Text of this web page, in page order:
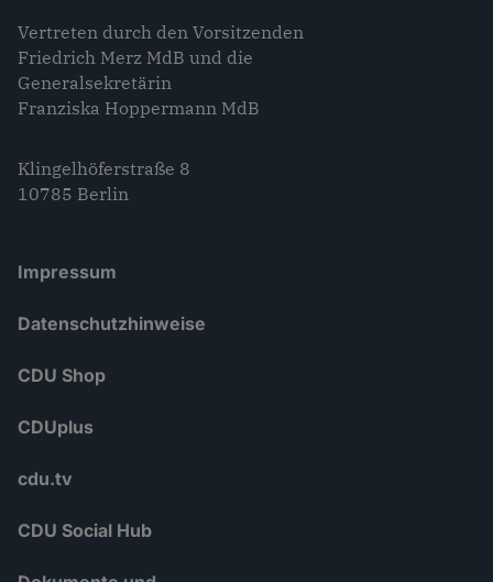
Vertreten durch den Vorsitzenden
Friedrich Merz MdB und die
Generalsekretärin
Franziska Hoppermann MdB
Klingelhöferstraße 8
10785 Berlin
Impressum
Datenschutzhinweise
CDU Shop
CDUplus
cdu.tv
CDU Social Hub